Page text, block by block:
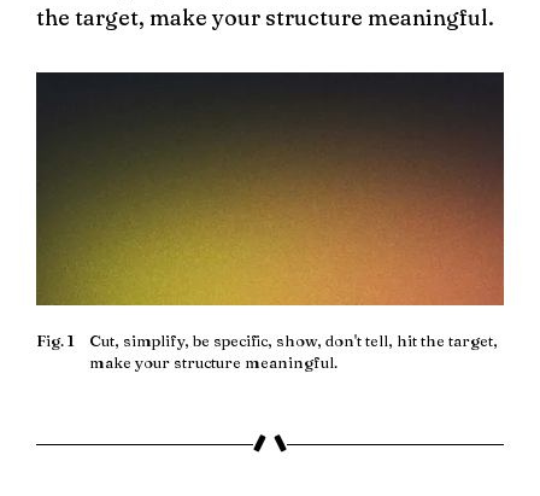
the target, make your structure meaningful.
Fig. 1
Cut, simplify, be specific, show, don't tell, hit the target,
make your structure meaningful.